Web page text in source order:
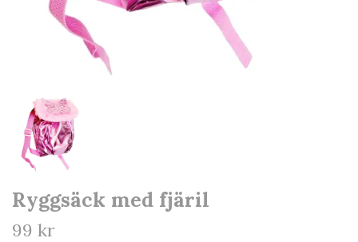
Ryggsäck med fjäril
99 kr